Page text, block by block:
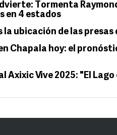
Tormenta
en 4 estados
la ubicación de las
Chapala hoy: el
Axixic Vive 2025: "El